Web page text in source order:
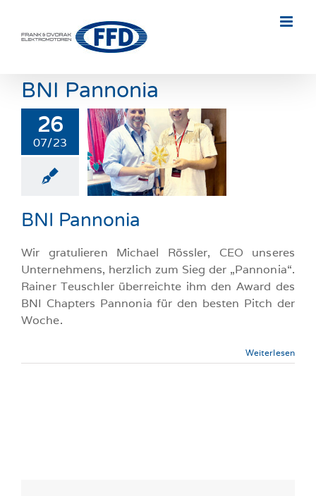
content
BNI Pannonia
26
07/23
News
BNI Pannonia
Wir gratulieren Michael Rössler, CEO unseres
Unternehmens, herzlich zum Sieg der „Pannonia“.
Rainer Teuschler überreichte ihm den Award des
BNI Chapters Pannonia für den besten Pitch der
Woche.
Weiterlesen